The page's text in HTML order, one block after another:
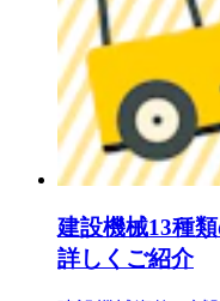
建設機械13種
詳しくご紹介